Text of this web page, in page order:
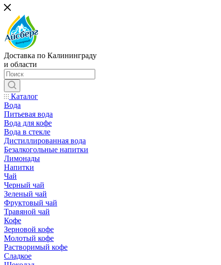
Доставка по Калининграду
и области
Каталог
Вода
Питьевая вода
Вода для кофе
Вода в стекле
Дистиллированная вода
Безалкогольные напитки
Лимонады
Напитки
Чай
Черный чай
Зеленый чай
Фруктовый чай
Травяной чай
Кофе
Зерновой кофе
Молотый кофе
Растворимый кофе
Сладкое